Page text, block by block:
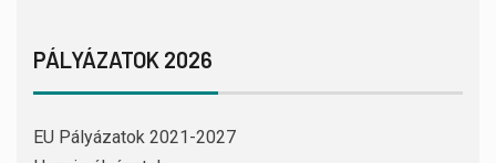
PÁLYÁZATOK 2026
EU Pályázatok 2021-2027